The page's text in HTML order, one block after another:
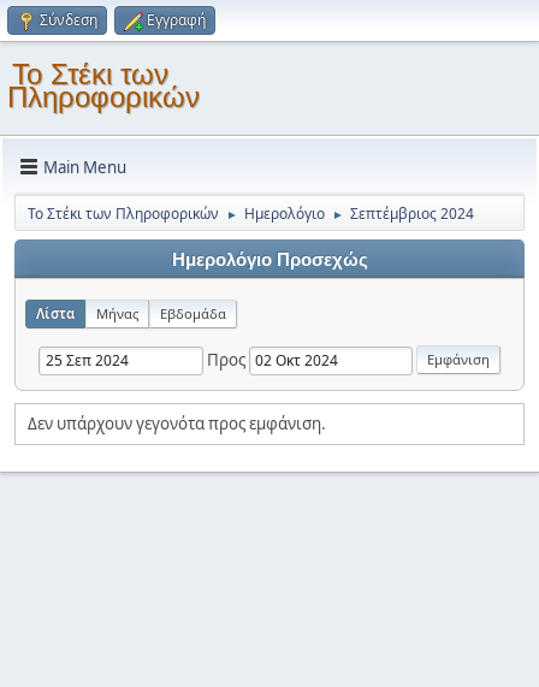
Σύνδεση Εγγραφή
Το Στέκι των
Πληροφορικών
Main Menu
Το Στέκι των Πληροφορικών ► Ημερολόγιο ► Σεπτέμβριος 2024
Ημερολόγιο Προσεχώς
Λίστα Μήνας Εβδομάδα
Προς
Δεν υπάρχουν γεγονότα προς εμφάνιση.